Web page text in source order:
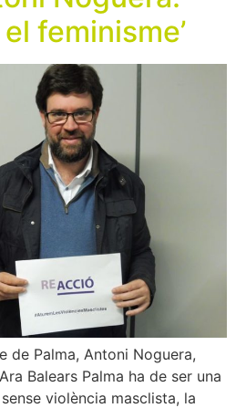
feminisme’
de Palma, Antoni Noguera,
Balears Palma ha de ser una
violència masclista, la